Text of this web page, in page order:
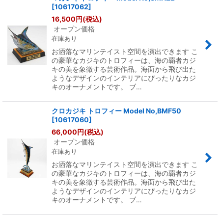
[10617062]
16,500円(税込)
オープン価格
在庫あり
お洒落なマリンテイスト空間を演出できます こ
の豪華なカジキのトロフィーは、海の覇者カジ
キの美を象徴する芸術作品。海面から飛び出た
ようなデザインのインテリアにぴったりなカジ
キのオーナメントです。 ブ…
クロカジキ トロフィー Model No,BMF50
[10617060]
66,000円(税込)
オープン価格
在庫あり
お洒落なマリンテイスト空間を演出できます こ
の豪華なカジキのトロフィーは、海の覇者カジ
キの美を象徴する芸術作品。海面から飛び出た
ようなデザインのインテリアにぴったりなカジ
キのオーナメントです。 ブ…